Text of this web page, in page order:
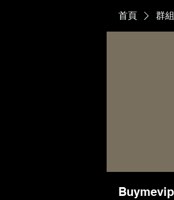
首頁 群組